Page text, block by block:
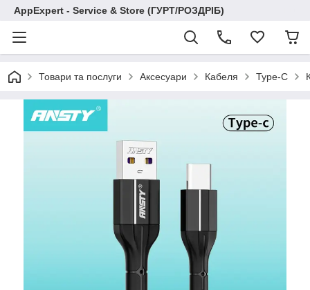
AppExpert - Service & Store (ГУРТ/РОЗДРІБ)
Товари та послуги Аксесуари Кабеля Type-C